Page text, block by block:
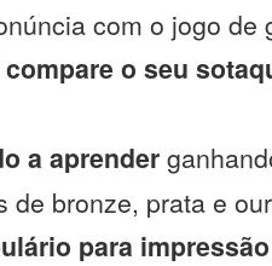
com o jogo de
compare o seu
a aprender
de bronze, prata e
para impressão